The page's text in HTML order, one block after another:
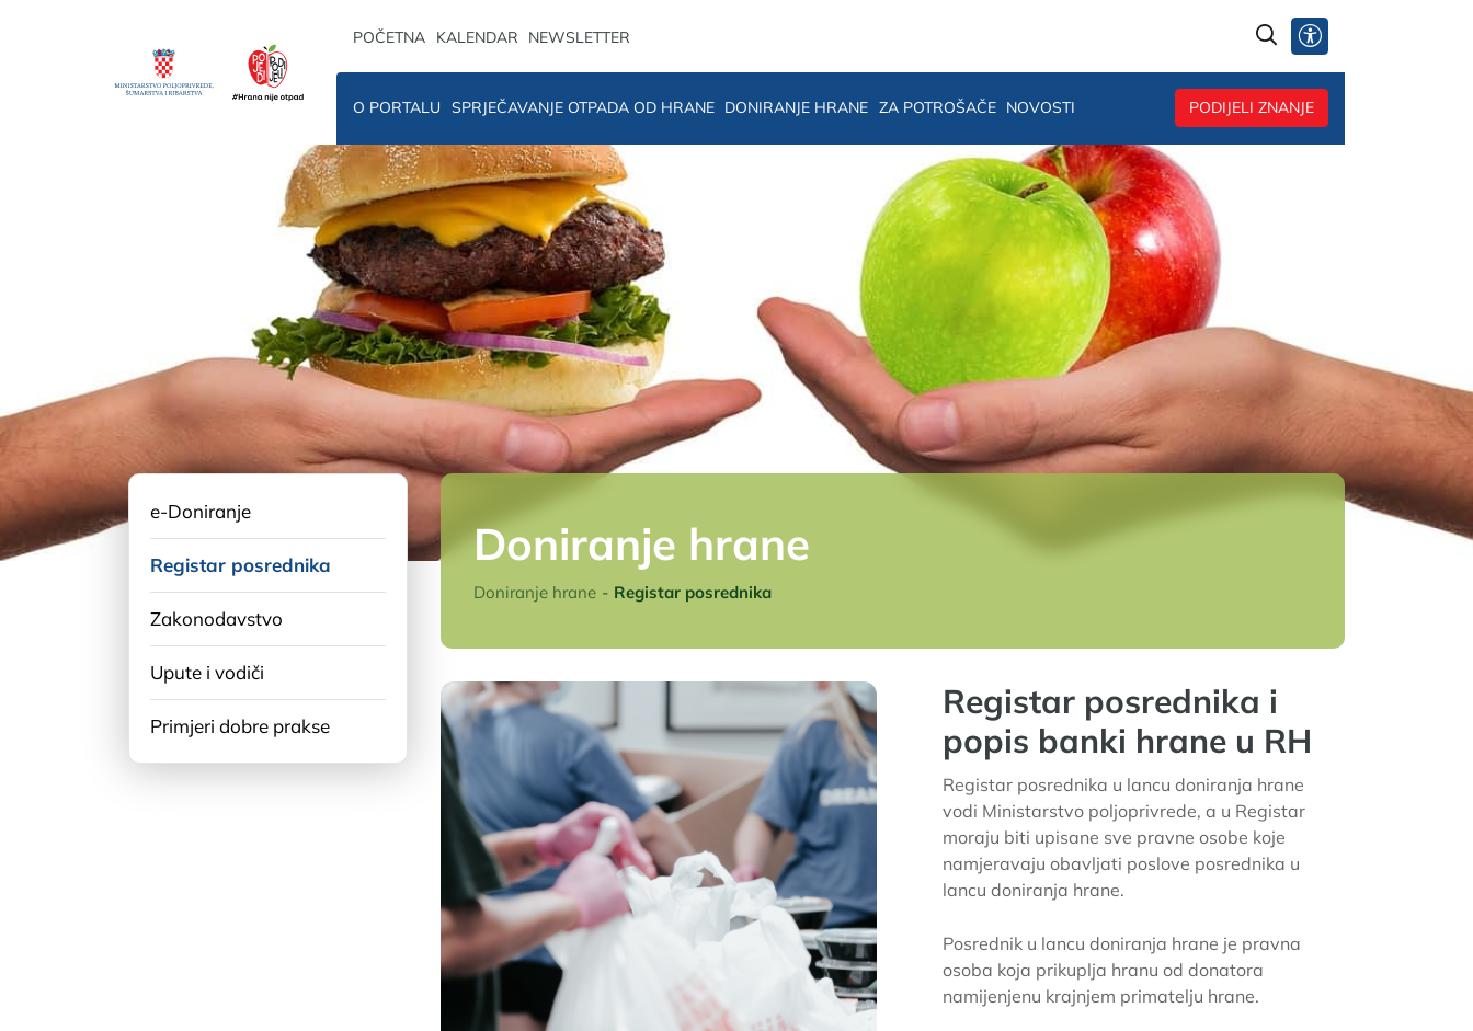
POČETNA KALENDAR NEWSLETTER @
O PORTALU SPRJEČAVANJE OTPADA OD HRANE DONIRANJE HRANE ZA POTROŠAČE NOVOSTI PODIJELI ZNANJE
e-Doniranje
Registar posrednika
Zakonodavstvo
Upute i vodiči
Primjeri dobre prakse
Doniranje hrane
Doniranje hrane Registar posrednika
Registar posrednika i
popis banki hrane u RH
Registar posrednika u lancu doniranja hrane
vodi Ministarstvo poljoprivrede, a u Registar
moraju biti upisane sve pravne osobe koje
namjeravaju obavljati poslove posrednika u
lancu doniranja hrane.
Posrednik u lancu doniranja hrane je pravna
osoba koja prikuplja hranu od donatora
namijenjenu krajnjem primatelju hrane.